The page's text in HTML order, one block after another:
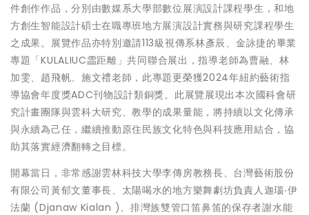
件創作作品，分別由數媒系大學部數位展演設計課程學生，和地
方創生智能設計碩士在職專班地方展演設計實務與研究課程學生
之成果。展覽作品亦特別邀請113級視傳系林彥辰、金詠捷的畢業
專題「KULALIUC霝距離」共同聯合展出，指導老師為曹融、林
加雯、趙飛帆、施文禮老師，此專題更榮獲2024年紐約藝術指
導協會年度獎ADC刊物設計類銅獎。此展覽展現出本次國科會研
究計畫團隊與雲科大研究、教學的成果量能，將持續以文化傳承
與永續為己任，繼續推動原住民族文化特色與科技應用結合，協
助其落實經濟翻轉之目標。
開幕當日，非常感謝雲林科技大學李傳房教務長、台灣藝術股份
有限公司黃郁文董事長、太陽喝水的地方樂舞劇坊負責人迦瑙‧伊
法蘭 (Djanaw Kialan )、排灣族雙管口笛鼻笛的保存者謝水能